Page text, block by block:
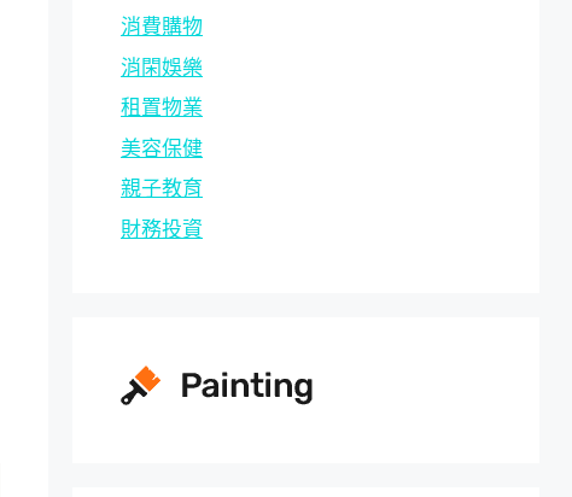
消費購物
消閑娛樂
租置物業
美容保健
親子教育
財務投資